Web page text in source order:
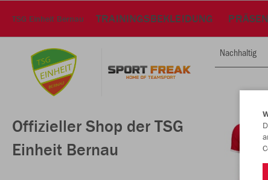
TSG Einheit Bernau TRAININGSBEKLEIDUNG
Offizieller Shop der TSG
Einheit Bernau
Nachhaltig